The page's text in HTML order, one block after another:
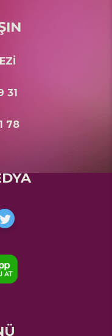
31
78